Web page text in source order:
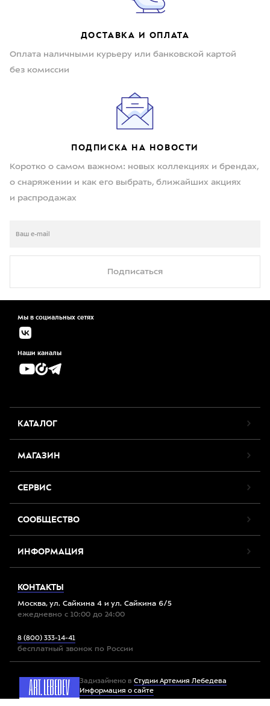
ДОСТАВКА И ОПЛАТА
Оплата наличными курьеру или банковской картой
без комиссии
ПОДПИСКА НА НОВОСТИ
Коротко о самом важном: новых коллекциях и брендах,
о снаряжении и как его выбрать, ближайших акциях
и распродажах
Подписаться
Мы в социальных сетях
Наши каналы
КАТАЛОГ
МАГАЗИН
СЕРВИС
СООБЩЕСТВО
ИНФОРМАЦИЯ
КОНТАКТЫ
Москва, ул. Сайкина 4 и ул. Сайкина 6/5
ежедневно с 10:00 до 24:00
8 (800) 333-14-41
бесплатный звонок по России
Задизайнено в Студии Артемия Лебедева
Информация о сайте